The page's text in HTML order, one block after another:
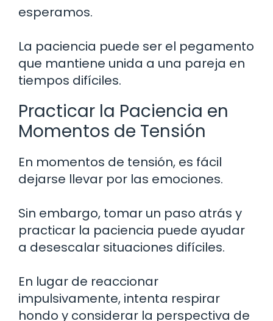
esperamos.
La paciencia puede ser el pegamento
que mantiene unida a una pareja en
tiempos difíciles.
Practicar la Paciencia en
Momentos de Tensión
En momentos de tensión, es fácil
dejarse llevar por las emociones.
Sin embargo, tomar un paso atrás y
practicar la paciencia puede ayudar
a desescalar situaciones difíciles.
En lugar de reaccionar
impulsivamente, intenta respirar
hondo y considerar la perspectiva de